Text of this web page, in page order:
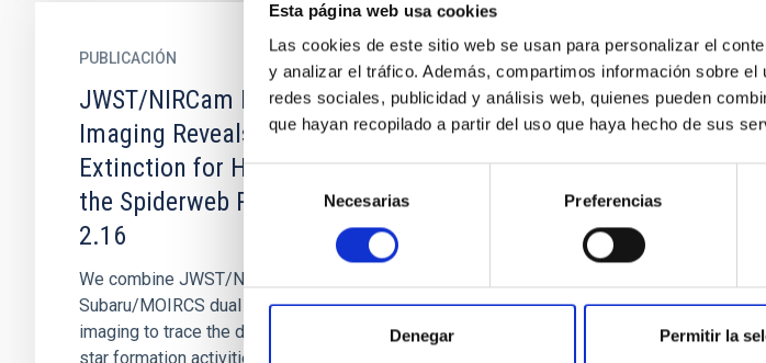
Esta página web usa cookies
Las cookies de este sitio web se usan para personalizar el
y analizar el tráfico. Además, compartimos información sobre
redes sociales, publicidad y análisis web, quienes pueden
que hayan recopilado a partir del uso que haya hecho de sus
Selección
de
consentimiento
Necesarias Preferencias
Denegar Permitir la
PUBLICACIÓN
JWST/NIRCam Paβ Narrowband
Imaging Reveals Ordinary Dust
Extinction for Hα Emitters within
the Spiderweb Protocluster at z =
2.16
We combine JWST/NIRCam and
Subaru/MOIRCS dual Paβ+Hα narrowband
imaging to trace the dust attenuation and the
star formation activities of a sample of 43 Hα...
PUBLICACIÓN
MIGHTEE-HI:
Scaling Relations
Galaxies at z &lt;
We present the first
galaxy scaling relations
> 0.15. We perform
spectra of star-forming...